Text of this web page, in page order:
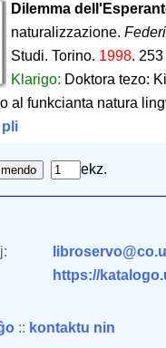
Dilemma
naturalizzazione.
Studi. Torino. 1998.
Klarigo: Doktora tezo:
al funkcianta natura
ekz.
https://
:: kontaktu nin